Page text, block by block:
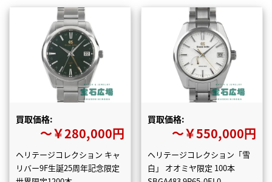
買取価格:
〜￥280,000円
ヘリテージコレクション キャ
リバー9F生誕25周年記念限定
買取価格:
〜￥550,000円
ヘリテージコレクション「雪
白」 オオミヤ限定 100本